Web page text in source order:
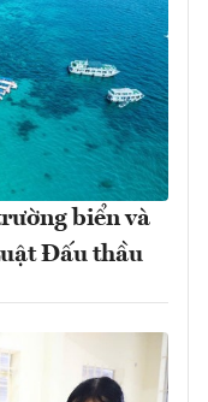
biển và
Đấu thầu